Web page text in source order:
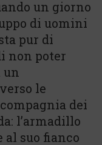
un giorno
di uomini
pur di
non poter
un
le
dei
l’armadillo
al suo fianco